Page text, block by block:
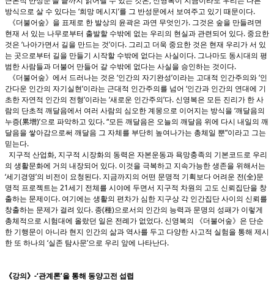
방식으로 살 수 있다는 ‘희망 메시지’를 그 반성문에서 보여주고 있기 때문이다.
《더불어숲》을 표제로 한 발상의 윤곽은 과연 무엇인가. 그것은 숲을 만들려면
현재 서 있는 나무로부터 출발할 수밖에 없는 우리의 현실과 관련되어 있다. 중요한
것은 ‘나아가면서 길을 만드는 것’이다. 그리고 더욱 중요한 것은 현재 우리가 서 있
는 곳으로부터 길을 만들기 시작할 수밖에 없다는 사실이다. 그나마도 동시대의 평
범한 사람들과 더불어 만들어 갈 수밖에 없다는 사실을 승인하는 것이다.
《더불어숲》에서 드러나는 것은 ‘인간의 자기완성’이라는 고대적 인간주의와 ‘인
간다운 인간의 자기실현’이라는 근대적 인간주의를 넘어 ‘인간과 인간의 연대에 기
초한 자연적 인간의 전형’이라는 ‘새로운 인간주의’다. 신영복은 모든 진리가 한 사
람의 단초적 깨달음에서 여러 사람의 심오한 계몽으로 이어지는 방식을 ‘깨달음의
누증(累增)’으로 파악하고 있다. “모든 깨달음은 오늘의 깨달음 위에 다시 내일의 깨
달음을 쌓아감으로써 깨달음 그 자체를 부단히 높여나가는 총체일 뿐”이라고 그는
믿는다.
지구적 산업화, 지구적 시장화의 동력은 자본운동과 욕망충족의 기본코드로 우리
의 생활문화에 거의 내장되어 있다. 이것을 극복하고 지속가능한 생존을 위해서는
‘세기경영’의 비전이 요청된다. 지금까지의 어떤 문명적 기획보다 어려운 전(全)문
명적 프로젝트는 21세기 전체를 시야에 두면서 지구적 차원의 고도 신뢰집단을 창
출하는 문제이다. 여기에는 생활의 편차가 심한 지구상 각 인간집단 사이의 신뢰를
창출하는 문제가 걸려 있다. 종(種)으로서의 인간의 능력과 문명의 성패가 이렇게
총체적으로 시험대에 올랐던 일은 전례가 없었다. 신영복의 《더불어숲》은 단순
한 기행문이 아니라 현지 인간의 삶과 역사를 두고 다양한 사고적 실험을 통해 제시
한 또 하나의 ‘실존 탐사문’으로 우리 앞에 나타난다.
《강의》-‘관계론’을 통해 동양고전 섭렵